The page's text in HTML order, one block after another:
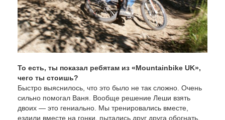
То есть, ты показал ребятам из «Mountainbike UK»,
чего ты стоишь?
Быстро выяснилось, что это было не так сложно. Очень
сильно помогал Ваня. Вообще решение Леши взять
двоих — это гениально. Мы тренировались вместе,
ездили вместе на гонки, пытались друг друга обогнать.